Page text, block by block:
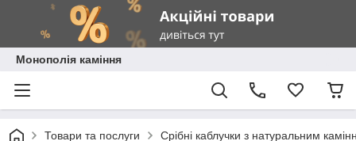
Монополія каміння
Товари та послуги Срібні каблучки з натуральним